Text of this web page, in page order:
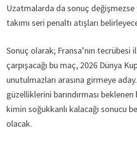
Uzatmalarda da sonuç değişmezse
takımı seri penaltı atışları
Sonuç olarak; Fransa’nın tecrübesi ile
çarpışacağı bu maç, 2026 Dünya
unutulmazları arasına girmeye
güzelliklerini barındırması
kimin soğukkanlı kalacağı sonucu
olacak.